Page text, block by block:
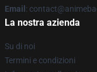
Email :
La nostra azienda
Su di noi
Termini e condizioni